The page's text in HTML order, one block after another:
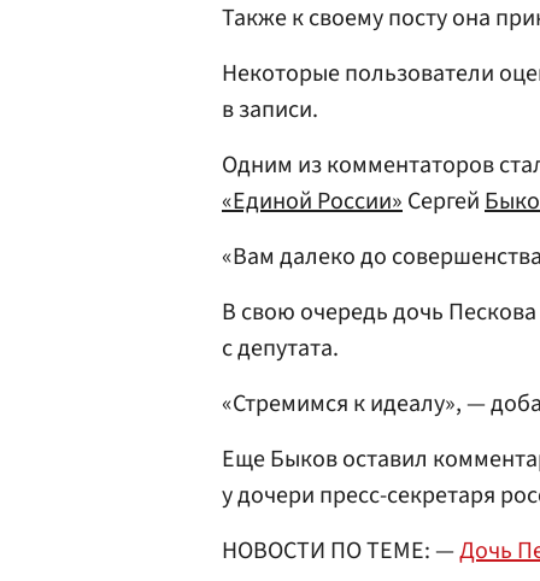
Также к своему посту она
Некоторые пользователи
в записи.
Одним из комментаторов
«Единой России»Сергей
«Вам далеко до
В свою очередь дочь
с депутата.
«Стремимся к идеалу», —
Еще Быков оставил
у дочери пресс-секретаря
НОВОСТИ ПО ТЕМЕ: —Дочь